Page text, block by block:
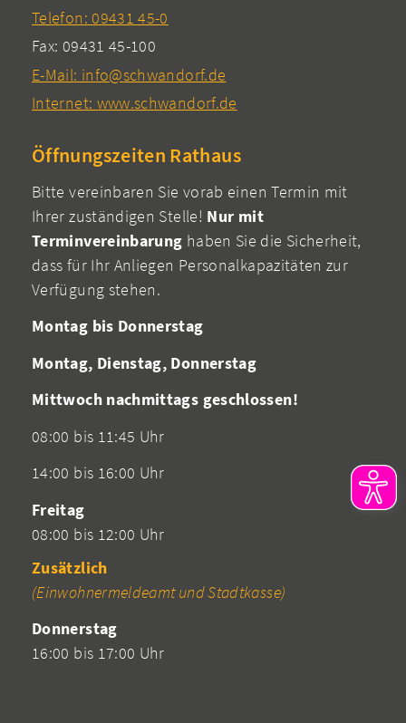
Telefon: 09431 45-0
Fax: 09431 45-100
E-Mail: info@schwandorf.de
Internet: www.schwandorf.de
Öffnungszeiten Rathaus
Bitte vereinbaren Sie vorab einen Termin mit
Ihrer zuständigen Stelle! Nur mit
Terminvereinbarung haben Sie die Sicherheit,
dass für Ihr Anliegen Personalkapazitäten zur
Verfügung stehen.
Montag bis Donnerstag
Montag, Dienstag, Donnerstag
Mittwoch nachmittags geschlossen!
08:00 bis 11:45 Uhr
14:00 bis 16:00 Uhr
Freitag
08:00 bis 12:00 Uhr
Zusätzlich
(Einwohnermeldeamt und Stadtkasse)
Donnerstag
16:00 bis 17:00 Uhr